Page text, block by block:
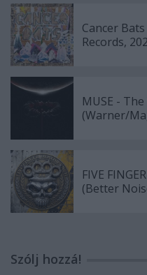
Cancer
Records,
MUSE -
(Warner/
FIVE
(Better
Szólj hozzá!